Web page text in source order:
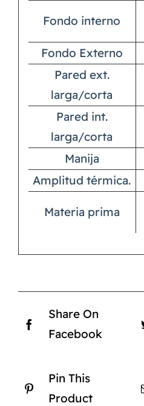
Fondo interno
Fondo Externo
Pared ext.
larga/corta
Pared int.
larga/corta
Manija
Amplitud térmica.
Materia prima
Share On
Facebook
Pin This
Product